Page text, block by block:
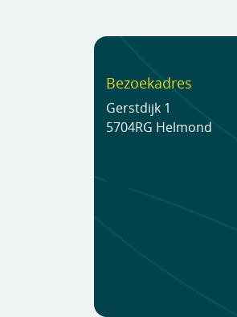
Bezoekadres
Gerstdijk 1
5704RG Helmond